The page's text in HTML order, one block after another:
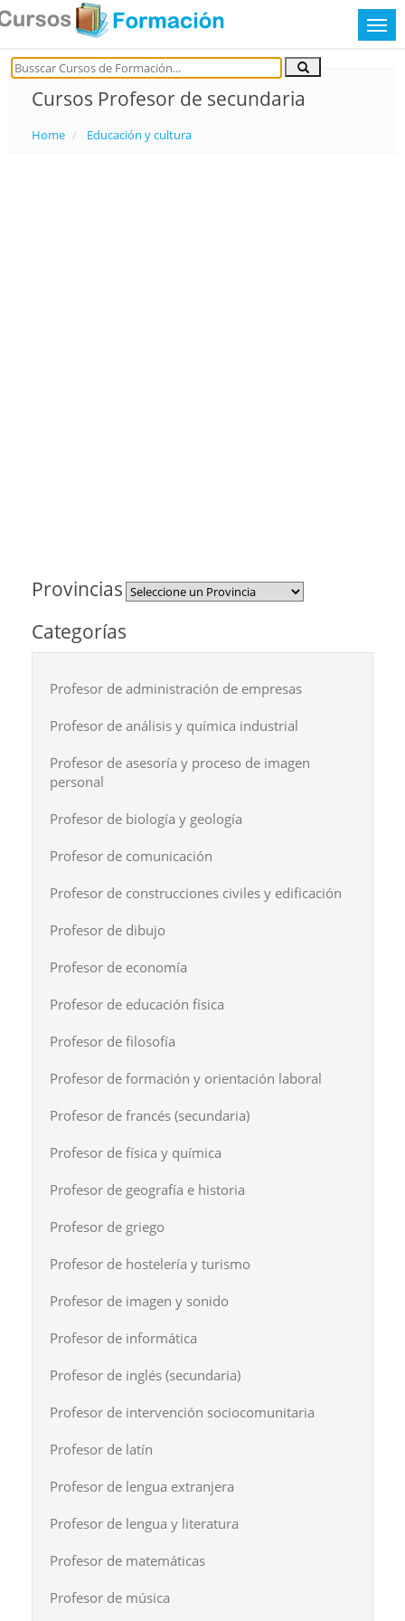
Cursos Profesor de secundaria
Home Educación y cultura
Provincias
Categorías
Profesor de administración de empresas
Profesor de análisis y química industrial
Profesor de asesoría y proceso de imagen
personal
Profesor de biología y geología
Profesor de comunicación
Profesor de construcciones civiles y edificación
Profesor de dibujo
Profesor de economía
Profesor de educación física
Profesor de filosofía
Profesor de formación y orientación laboral
Profesor de francés (secundaria)
Profesor de física y química
Profesor de geografía e historia
Profesor de griego
Profesor de hostelería y turismo
Profesor de imagen y sonido
Profesor de informática
Profesor de inglés (secundaria)
Profesor de intervención sociocomunitaria
Profesor de latín
Profesor de lengua extranjera
Profesor de lengua y literatura
Profesor de matemáticas
Profesor de música